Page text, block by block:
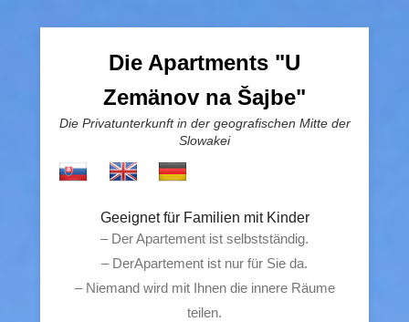
Die Apartments "U
Zemänov na Šajbe"
Die Privatunterkunft in der geografischen Mitte der
Slowakei
Geeignet für Familien mit Kinder
– Der Apartement ist selbstständig.
– DerApartement ist nur für Sie da.
– Niemand wird mit Ihnen die innere Räume
teilen.